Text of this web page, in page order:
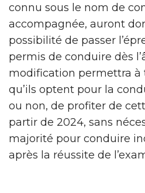
connu sous le nom de
accompagnée, auront
possibilité de passer
permis de conduire dès
modification permettra à
qu’ils optent pour la
ou non, de profiter de
partir de 2024, sans
majorité pour conduire
après la réussite de